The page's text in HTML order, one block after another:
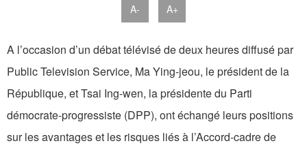
A- A+
A l’occasion d’un débat télévisé de deux heures diffusé par
Public Television Service, Ma Ying-jeou, le président de la
République, et Tsai Ing-wen, la présidente du Parti
démocrate-progressiste (DPP), ont échangé leurs positions
sur les avantages et les risques liés à l’Accord-cadre de